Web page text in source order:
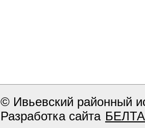
© Ивьевский районный
Разработка сайта БЕЛТА